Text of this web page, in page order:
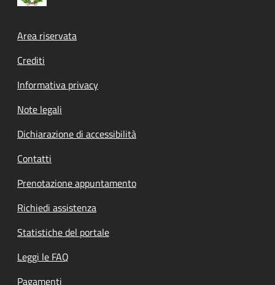
Footer menu
Area riservata
Crediti
Informativa privacy
Note legali
Dichiarazione di accessibilità
Contatti
Prenotazione appuntamento
Richiedi assistenza
Statistiche del portale
Leggi le FAQ
Pagamenti